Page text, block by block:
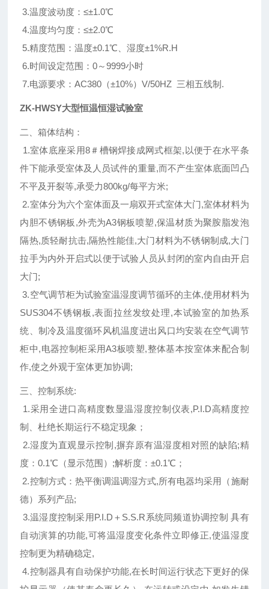
3.温度波动度：≤±1.0℃
4.温度均匀度：≤±2.0℃
5.精度范围：温度±0.1℃、湿度±1%R.H
6.时间设定范围：0～9999小时
7.电源要求：AC380（±10%）V/50HZ 三相五线制.
ZK-HWSY大型恒温恒湿试验室
二、箱体结构：
1.室体底座采用8＃槽钢焊接成网式框架,以便于在水平条
件下能承受室体及人员试件的重量,而不产生室体底面凹凸
不平及开裂等,承受力800kg/每平方米;
2.室体分为六个室体面及一扇双开式室体大门,室体材料为
内胆不锈钢板,外壳为A3钢板喷塑,保温材质为聚胺脂发泡
隔热,质轻耐抗击,隔热性能佳,大门材料为不锈钢制成,大门
拉手为内外开启式以便于试验人员从封闭的室内自由开启
大门;
3.空气调节柜为试验室温湿度调节循环的主体,使用材料为
SUS304不锈钢板,表面拉丝发纹处理,本试验室的加热系
统、制冷及温度循环风机温度进出风口均安装在空气调节
柜中,电器控制柜采用A3板喷塑,整体基本按室体来配合制
作,使之外观于室体更加协调;
三、控制系统:
1.采用全进口高精度数显温湿度控制仪表,P.I.D高精度控
制、杜绝长期运行不稳定现象；
2.湿度为直观显示控制,摒弃原有温湿度相对照的缺陷;精
度：0.1℃（显示范围）;解析度：±0.1℃；
2.控制方式：热平衡调温调湿方式,所有电器均采用（施耐
德）系列产品;
3.温湿度控制采用P.I.D＋S.S.R系统同频道协调控制 具有
自动演算的功能,可将温湿度变化条件立即修正,使温湿度
控制更为精确稳定,
4.控制器具有自动保护功能,在长时间运行状态下更好的保